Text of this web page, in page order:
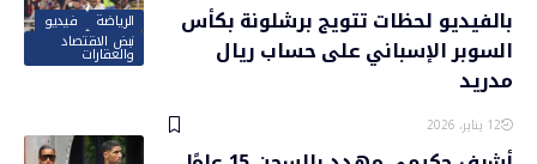
الرياضة
فيديو
نبض الاقتصاد
والعقارات
بالفيديو لحظات تتويج برشلونة بكأس
السوبر الإسباني على حساب ريال
مدريد
12 يناير، 2026